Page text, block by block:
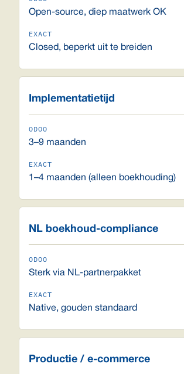
Open-source, diep maatwerk OK
Closed, beperkt uit te breiden
Implementatietijd
3–9 maanden
1–4 maanden (alleen boekhouding)
NL boekhoud-compliance
Sterk via NL-partnerpakket
Native, gouden standaard
Productie / e-commerce